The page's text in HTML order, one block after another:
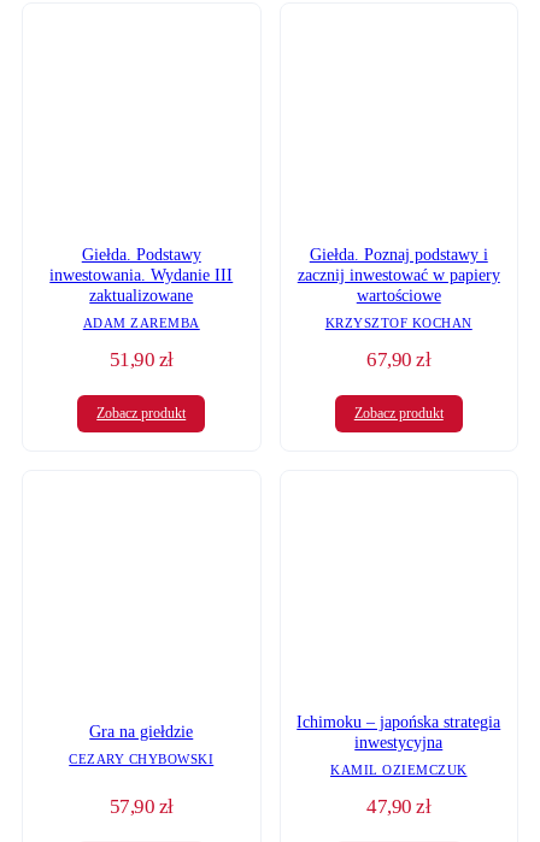
Giełda. Podstawy
inwestowania. Wydanie III
zaktualizowane
ADAM ZAREMBA
51,90 zł
Zobacz produkt
Giełda. Poznaj podstawy i
zacznij inwestować w papiery
wartościowe
KRZYSZTOF KOCHAN
67,90zł
Zobacz produkt
Gra na giełdzie
CEZARY CHYBOWSKI
57,90 zł
Ichimoku – japońska strategia
inwestycyjna
KAMIL OZIEMCZUK
47,90zł